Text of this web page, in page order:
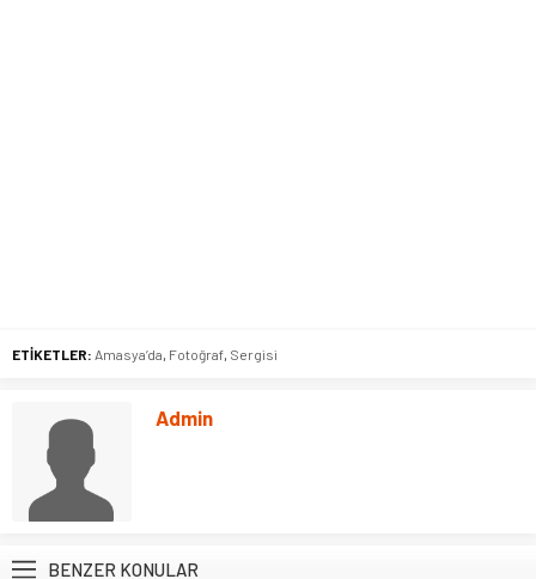
ETİKETLER: Amasya’da Fotoğraf Sergisi
Admin
BENZER KONULAR